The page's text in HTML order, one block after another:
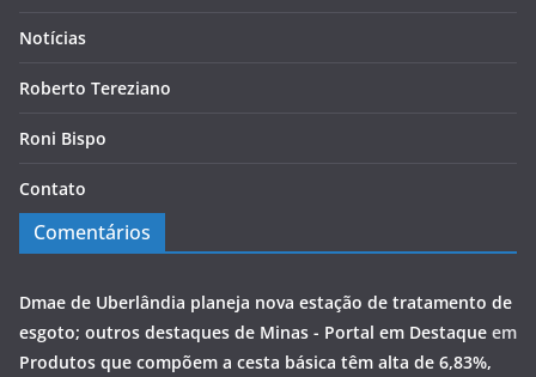
Notícias
Roberto Tereziano
Roni Bispo
Contato
Comentários
Dmae de Uberlândia planeja nova estação de tratamento de
esgoto; outros destaques de Minas - Portal em Destaque em
Produtos que compõem a cesta básica têm alta de 6,83%,